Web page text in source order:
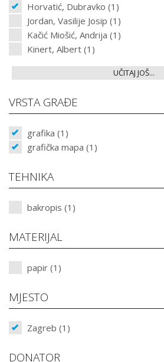
Horvatić, Dubravko (1)
Jordan, Vasilije Josip (1)
Kačić Miošić, Andrija (1)
Kinert, Albert (1)
UČITAJ JOŠ...
VRSTA GRAĐE
grafika (1)
grafička mapa (1)
TEHNIKA
bakropis (1)
MATERIJAL
papir (1)
MJESTO
Zagreb (1)
DONATOR